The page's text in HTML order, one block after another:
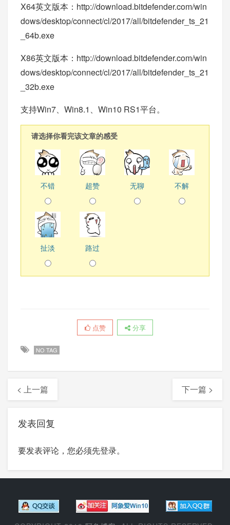
X64英文版本： http://download.bitdefender.com/win
dows/desktop/connect/cl/2017/all/bitdefender_ts_21
_64b.exe
X86英文版本： http://download.bitdefender.com/win
dows/desktop/connect/cl/2017/all/bitdefender_ts_21
_32b.exe
支持Win7、Win8.1、Win10 RS1平台。
请选择你看完该文章的感受
不错 超赞 无聊 不解
扯淡 路过
点赞 分享
NO TAG
< 上一篇 下一篇 >
发表回复
要发表评论，您必须先登录。